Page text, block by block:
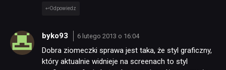
Odpowiedz
byko93 6 lutego 2013 o 16:04
Dobra ziomeczki sprawa jest taka, że styl graficzny,
który aktualnie widnieje na screenach to styl